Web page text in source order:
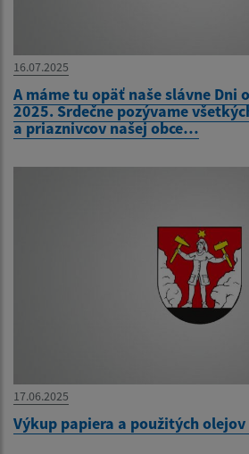
16.07.2025
A máme tu opäť naše slávne Dni
2025. Srdečne pozývame
a priaznivcov našej obce…
17.06.2025
Výkup papiera a použitých